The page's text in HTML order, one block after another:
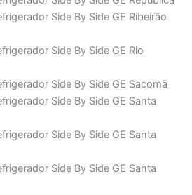
Side By Side GE Ribeirão
Side By Side GE Rio
Side By Side GE Sacomã
Side By Side GE Santa
Side By Side GE Santa
Side By Side GE Santa